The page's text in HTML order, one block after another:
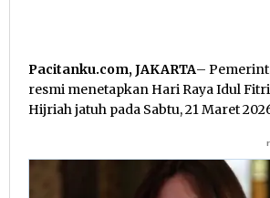
Pacitanku.com, JAKARTA–
resmi menetapkan Hari Raya Idul Fitri
Hijriah jatuh pada Sabtu, 21 Maret